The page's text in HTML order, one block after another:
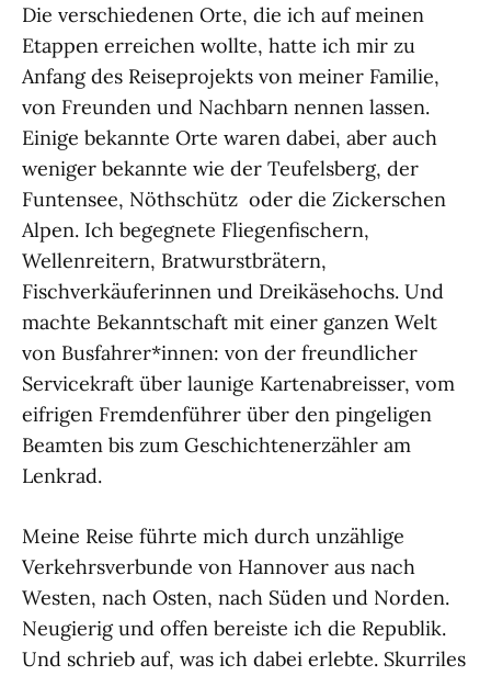
Die verschiedenen Orte, die ich auf meinen
Etappen erreichen wollte, hatte ich mir zu
Anfang des Reiseprojekts von meiner Familie,
von Freunden und Nachbarn nennen lassen.
Einige bekannte Orte waren dabei, aber auch
weniger bekannte wie der Teufelsberg, der
Funtensee, Nöthschütz oder die Zickerschen
Alpen. Ich begegnete Fliegenfischern,
Wellenreitern, Bratwurstbrätern,
Fischverkäuferinnen und Dreikäsehochs. Und
machte Bekanntschaft mit einer ganzen Welt
von Busfahrer*innen: von der freundlicher
Servicekraft über launige Kartenabreisser, vom
eifrigen Fremdenführer über den pingeligen
Beamten bis zum Geschichtenerzähler am
Lenkrad.
Meine Reise führte mich durch unzählige
Verkehrsverbunde von Hannover aus nach
Westen, nach Osten, nach Süden und Norden.
Neugierig und offen bereiste ich die Republik.
Und schrieb auf, was ich dabei erlebte. Skurriles